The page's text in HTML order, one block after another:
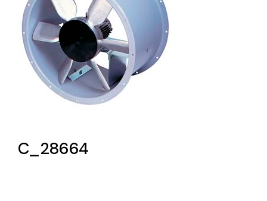
Lighting and Electrical
Equipment
Complete solutions in lighting and electrical
material for each project and need
C_28664